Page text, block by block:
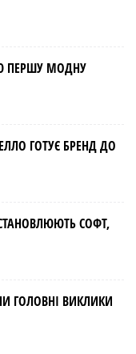
ПЕРШУ МОДНУ
ГОТУЄ БРЕНД ДО
СОФТ,
ГОЛОВНІ ВИКЛИКИ